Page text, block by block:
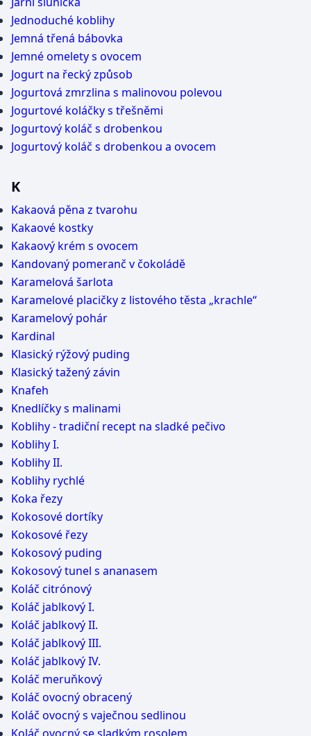
Jednoduché koblihy
Jemná třená bábovka
Jemné omelety s ovocem
Jogurt na řecký způsob
Jogurtová zmrzlina s malinovou polevou
Jogurtové koláčky s třešněmi
Jogurtový koláč s drobenkou
Jogurtový koláč s drobenkou a ovocem
K
Kakaová pěna z tvarohu
Kakaové kostky
Kakaový krém s ovocem
Kandovaný pomeranč v čokoládě
Karamelová šarlota
Karamelové placičky z listového těsta „krachle“
Karamelový pohár
Kardinal
Klasický rýžový puding
Klasický tažený závin
Knafeh
Knedlíčky s malinami
Koblihy - tradiční recept na sladké pečivo
Koblihy I.
Koblihy II.
Koblihy rychlé
Koka řezy
Kokosové dortíky
Kokosové řezy
Kokosový puding
Kokosový tunel s ananasem
Koláč citrónový
Koláč jablkový I.
Koláč jablkový II.
Koláč jablkový III.
Koláč jablkový IV.
Koláč meruňkový
Koláč ovocný obracený
Koláč ovocný s vaječnou sedlinou